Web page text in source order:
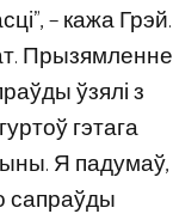
– кажа Грэй.
Прызямленне
ўзялі з
гэтага
Я падумаў,
сапраўды